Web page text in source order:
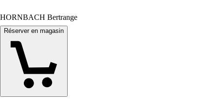
HORNBACH Bertrange
Réserver en magasin